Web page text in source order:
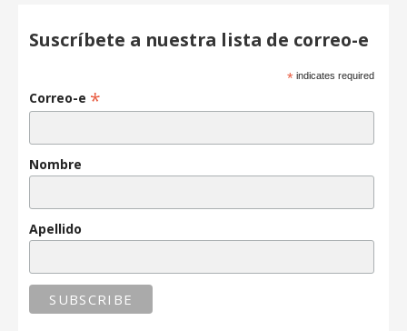
Suscríbete a nuestra lista de correo-e
* indicates required
Correo-e *
Nombre
Apellido